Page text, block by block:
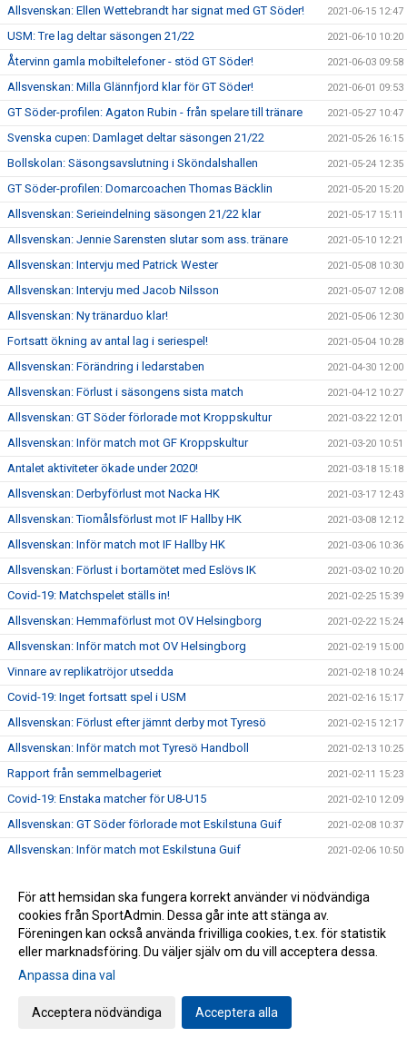
Allsvenskan: Ellen Wettebrandt har signat med GT Söder! 2021-06-15 12:47
USM: Tre lag deltar säsongen 21/22 2021-06-10 10:20
Återvinn gamla mobiltelefoner - stöd GT Söder! 2021-06-03 09:58
Allsvenskan: Milla Glännfjord klar för GT Söder! 2021-06-01 09:53
GT Söder-profilen: Agaton Rubin - från spelare till tränare 2021-05-27 10:47
Svenska cupen: Damlaget deltar säsongen 21/22 2021-05-26 16:15
Bollskolan: Säsongsavslutning i Sköndalshallen 2021-05-24 12:35
GT Söder-profilen: Domarcoachen Thomas Bäcklin 2021-05-20 15:20
Allsvenskan: Serieindelning säsongen 21/22 klar 2021-05-17 15:11
Allsvenskan: Jennie Sarensten slutar som ass. tränare 2021-05-10 12:21
Allsvenskan: Intervju med Patrick Wester 2021-05-08 10:30
Allsvenskan: Intervju med Jacob Nilsson 2021-05-07 12:08
Allsvenskan: Ny tränarduo klar! 2021-05-06 12:30
Fortsatt ökning av antal lag i seriespel! 2021-05-04 10:28
Allsvenskan: Förändring i ledarstaben 2021-04-30 12:00
Allsvenskan: Förlust i säsongens sista match 2021-04-12 10:27
Allsvenskan: GT Söder förlorade mot Kroppskultur 2021-03-22 12:01
Allsvenskan: Inför match mot GF Kroppskultur 2021-03-20 10:51
Antalet aktiviteter ökade under 2020! 2021-03-18 15:18
Allsvenskan: Derbyförlust mot Nacka HK 2021-03-17 12:43
Allsvenskan: Tiomålsförlust mot IF Hallby HK 2021-03-08 12:12
Allsvenskan: Inför match mot IF Hallby HK 2021-03-06 10:36
Allsvenskan: Förlust i bortamötet med Eslövs IK 2021-03-02 10:20
Covid-19: Matchspelet ställs in! 2021-02-25 15:39
Allsvenskan: Hemmaförlust mot OV Helsingborg 2021-02-22 15:24
Allsvenskan: Inför match mot OV Helsingborg 2021-02-19 15:00
Vinnare av replikatröjor utsedda 2021-02-18 10:24
Covid-19: Inget fortsatt spel i USM 2021-02-16 15:17
Allsvenskan: Förlust efter jämnt derby mot Tyresö 2021-02-15 12:17
Allsvenskan: Inför match mot Tyresö Handboll 2021-02-13 10:25
Rapport från semmelbageriet 2021-02-11 15:23
Covid-19: Enstaka matcher för U8-U15 2021-02-10 12:09
Allsvenskan: GT Söder förlorade mot Eskilstuna Guif 2021-02-08 10:37
Allsvenskan: Inför match mot Eskilstuna Guif 2021-02-06 10:50
Allsvenskan: Förlust mot serieledaren Kärra HF 2021-02-02 12:08
Allsvenskan: Inför match mot Kärra HF 2021-01-29 15:05
Allsvenskan: Bortaförlust mot Kroppskultur 2021-01-26 09:54
Gåva till vår verksamhet
Covid-19: Inomhusträning för spelare födda 2005 & senare
Allsvenskan: Tremålsförlust mot Skånela IF
För att hemsidan ska fungera korrekt använder vi nödvändiga
cookies från SportAdmin. Dessa går inte att stänga av.
Föreningen kan också använda frivilliga cookies, t.ex. för statistik
eller marknadsföring. Du väljer själv om du vill acceptera dessa.
Anpassa dina val
Acceptera nödvändiga Acceptera alla